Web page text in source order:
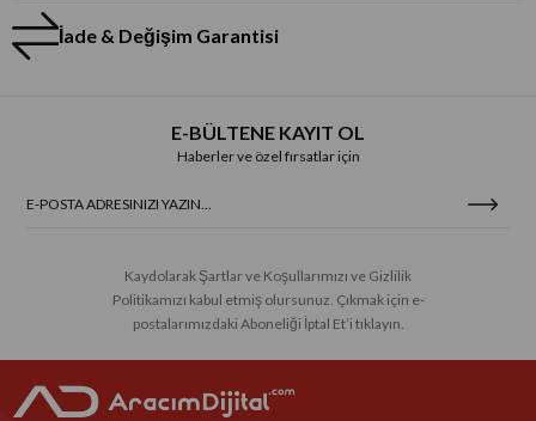
İade & Değişim Garantisi
E-BÜLTENE KAYIT OL
Haberler ve özel fırsatlar için
Kaydolarak Şartlar ve Koşullarımızı ve Gizlilik
Politikamızı kabul etmiş olursunuz. Çıkmak için e-
postalarımızdaki Aboneliği İptal Et’i tıklayın.